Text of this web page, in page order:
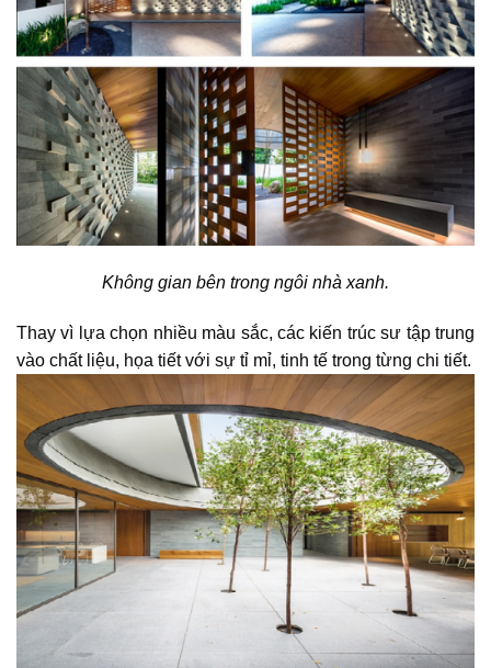
Không gian bên trong ngôi nhà xanh.
Thay vì lựa chọn nhiều màu sắc, các kiến trúc sư tập trung
vào chất liệu, họa tiết với sự tỉ mỉ, tinh tế trong từng chi tiết.